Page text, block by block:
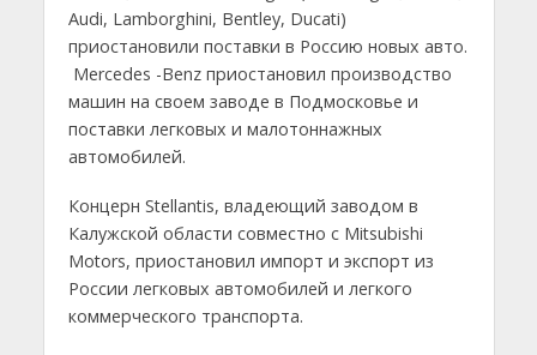
Audi, Lamborghini, Bentley, Ducati)
приостановили поставки в Россию новых авто.
Mercedes -Benz приостановил производство
машин на своем заводе в Подмосковье и
поставки легковых и малотоннажных
автомобилей.
Концерн Stellantis, владеющий заводом в
Калужской области совместно с Mitsubishi
Motors, приостановил импорт и экспорт из
России легковых автомобилей и легкого
коммерческого транспорта.